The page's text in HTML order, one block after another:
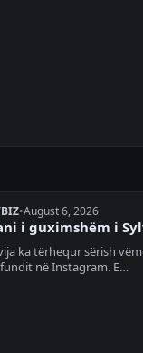
•August 6, 2026
i guximshëm i
ka tërhequr sërish
në Instagram. E…